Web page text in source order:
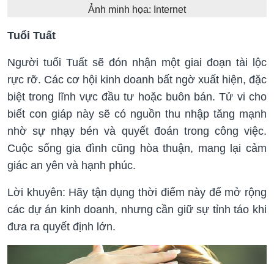
Ảnh minh họa: Internet
Tuổi Tuất
Người tuổi Tuất sẽ đón nhận một giai đoạn tài lộc
rực rỡ. Các cơ hội kinh doanh bất ngờ xuất hiện, đặc
biệt trong lĩnh vực đầu tư hoặc buôn bán. Tử vi cho
biết con giáp này sẽ có nguồn thu nhập tăng mạnh
nhờ sự nhạy bén và quyết đoán trong công việc.
Cuộc sống gia đình cũng hòa thuận, mang lại cảm
giác an yên và hạnh phúc.
Lời khuyên: Hãy tận dụng thời điểm này để mở rộng
các dự án kinh doanh, nhưng cần giữ sự tỉnh táo khi
đưa ra quyết định lớn.